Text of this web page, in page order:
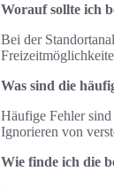
Worauf sollte ich
Bei der
Was sind die
Häufige Fehler
Ignorieren von
Wie finde ich die